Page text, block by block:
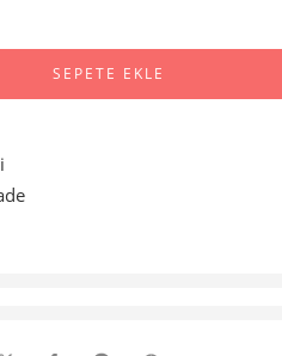
SEPETE EKLE